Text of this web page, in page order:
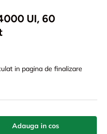
UI, 60
in pagina de finalizare
Adauga in cos